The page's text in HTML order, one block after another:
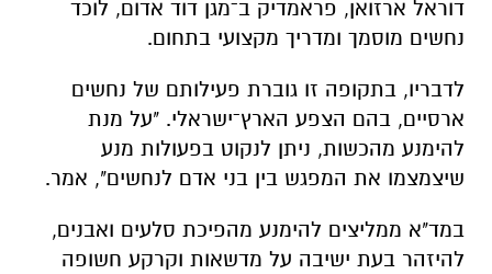
דוראל ארזואן, פראמדיק ב־מגן דוד אדום, לוכד
נחשים מוסמך ומדריך מקצועי בתחום.
לדבריו, בתקופה זו גוברת פעילותם של נחשים
ארסיים, בהם הצפע הארץ־ישראלי. "על מנת
להימנע מהכשות, ניתן לנקוט בפעולות מנע
שיצמצמו את המפגש בין בני אדם לנחשים", אמר.
במד"א ממליצים להימנע מהפיכת סלעים ואבנים,
להיזהר בעת ישיבה על מדשאות וקרקע חשופה